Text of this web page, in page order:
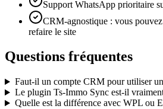
Support WhatsApp prioritaire
CRM-agnostique : vous
refaire le site
Questions fréquentes
Faut-il un compte CRM pour utiliser
Le plugin Ts-Immo Sync est-il
Quelle est la différence avec WPL ou